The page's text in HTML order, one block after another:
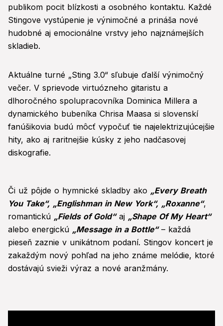
publikom pocit blízkosti a osobného kontaktu. Každé
Stingove vystúpenie je výnimočné a prináša nové
hudobné aj emocionálne vrstvy jeho najznámejších
skladieb.
Aktuálne turné „Sting 3.0“ sľubuje ďalší výnimočný
večer. V sprievode virtuózneho gitaristu a
dlhoročného spolupracovníka Dominica Millera a
dynamického bubeníka Chrisa Maasa si slovenskí
fanúšikovia budú môcť vypočuť tie najelektrizujúcejšie
hity, ako aj raritnejšie kúsky z jeho nadčasovej
diskografie.
Či už pôjde o hymnické skladby ako „Every Breath
You Take“, „Englishman in New York“, „Roxanne“,
romantickú „Fields of Gold“aj „Shape Of My Heart“
alebo energickú „Message in a Bottle“– každá
pieseň zaznie v unikátnom podaní. Stingov koncert je
zakaždým nový pohľad na jeho známe melódie, ktoré
dostávajú svieži výraz a nové aranžmány.